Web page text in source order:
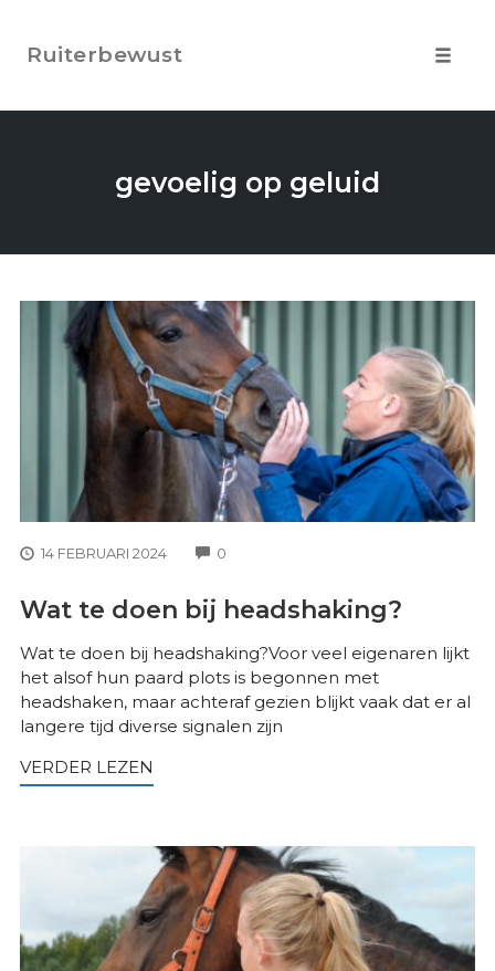
content
Ruiterbewust
gevoelig op geluid
14 FEBRUARI 2024 0
Wat te doen bij headshaking?
Wat te doen bij headshaking?Voor veel eigenaren lijkt
het alsof hun paard plots is begonnen met
headshaken, maar achteraf gezien blijkt vaak dat er al
langere tijd diverse signalen zijn
VERDER LEZEN